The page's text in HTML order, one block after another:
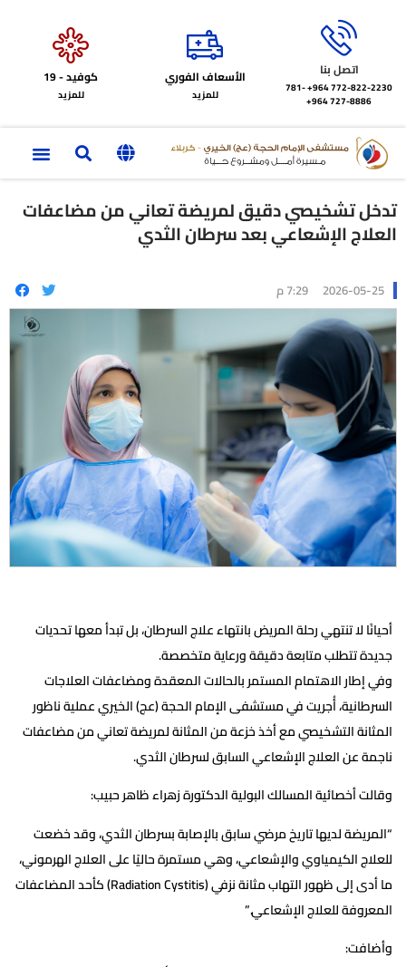
اتصل بنا
772-822-2230‏ 964+
781-
727-8886 964+
الأسعاف الفوري
للمزيد
كوفيد - 19
للمزيد
تدخل تشخيصي دقيق لمريضة تعاني من مضاعفات
العلاج الإشعاعي بعد سرطان الثدي
2026-05-25 7:29 م
أحيانًا لا تنتهي رحلة المريض بانتهاء علاج السرطان، بل تبدأ معها تحديات
جديدة تتطلب متابعة دقيقة ورعاية متخصصة.
وفي إطار الاهتمام المستمر بالحالات المعقدة ومضاعفات العلاجات
السرطانية، أُجريت في مستشفى الإمام الحجة (عج) الخيري عملية ناظور
المثانة التشخيصي مع أخذ خزعة من المثانة لمريضة تعاني من مضاعفات
ناجمة عن العلاج الإشعاعي السابق لسرطان الثدي.
وقالت أخصائية المسالك البولية الدكتورة زهراء ظاهر حبيب:
“المريضة لديها تاريخ مرضي سابق بالإصابة بسرطان الثدي، وقد خضعت
للعلاج الكيمياوي والإشعاعي، وهي مستمرة حاليًا على العلاج الهرموني،
ما أدى إلى ظهور التهاب مثانة نزفي (Radiation Cystitis) كأحد المضاعفات
المعروفة للعلاج الإشعاعي.”
وأضافت: